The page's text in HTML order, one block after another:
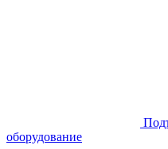
оборудование